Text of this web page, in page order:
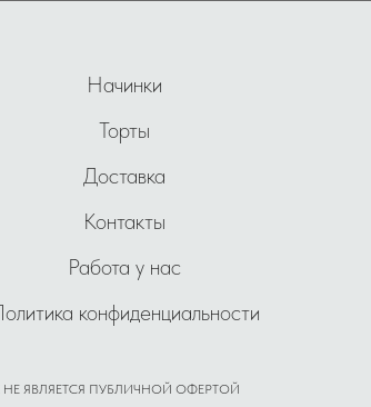
Начинки
Торты
Доставка
Контакты
Работа у нас
конфиденциальности
ЯВЛЯЕТСЯ ПУБЛИЧНОЙ ОФЕРТОЙ